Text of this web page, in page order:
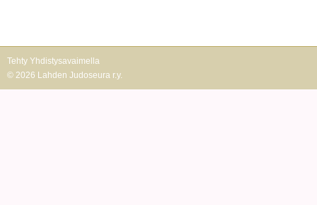
Tehty Yhdistysavaimella
© 2026 Lahden Judoseura r.y.